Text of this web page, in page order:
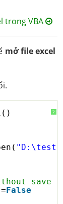
trong VBA
mở file excel
?
save
False